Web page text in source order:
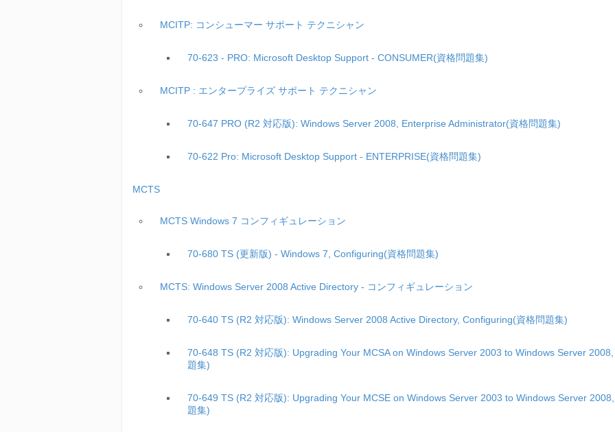
MCITP: コンシューマー サポート テクニシャン
70-623 - PRO: Microsoft Desktop Support - CONSUMER(資格問題集)
MCITP : エンタープライズ サポート テクニシャン
70-647 PRO (R2 対応版): Windows Server 2008, Enterprise Administrator(資格問題集)
70-622 Pro: Microsoft Desktop Support - ENTERPRISE(資格問題集)
MCTS
MCTS Windows 7 コンフィギュレーション
70-680 TS (更新版) - Windows 7, Configuring(資格問題集)
MCTS: Windows Server 2008 Active Directory - コンフィギュレーション
70-640 TS (R2 対応版): Windows Server 2008 Active Directory, Configuring(資格問題集)
70-648 TS (R2 対応版): Upgrading Your MCSA on Windows Server 2003 to Windows Server
題集)
70-649 TS (R2 対応版): Upgrading Your MCSE on Windows Server 2003 to Windows Server
題集)